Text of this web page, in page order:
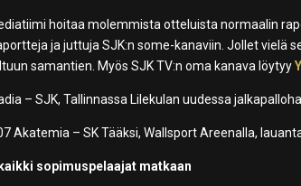
hoitaa molemmista otteluista normaalin
ja juttuja SJK:n some-kanaviin. Jollet vielä
samantien. Myös SJK TV:n oma kanava löytyy
– SJK, Tallinnassa Lilekulan uudessa
Akatemia – SK Tääksi, Wallsport Areenalla,
sopimuspelaajat matkaan